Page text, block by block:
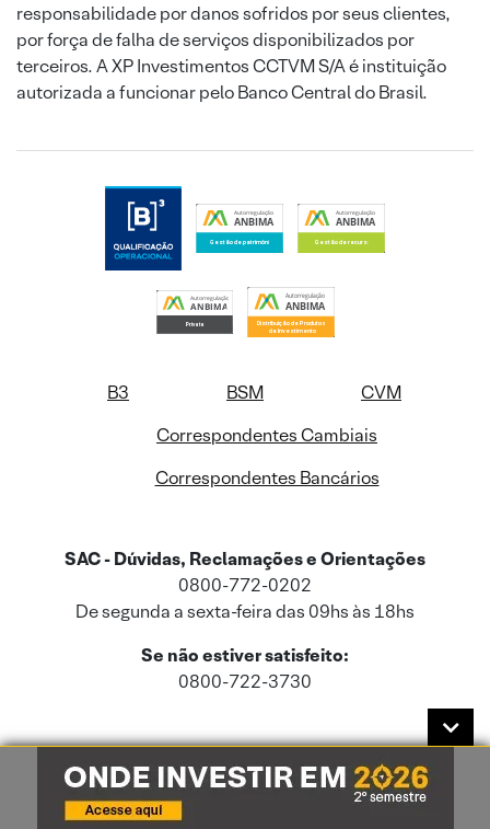
responsabilidade por danos sofridos por seus clientes,
por força de falha de serviços disponibilizados por
terceiros. A XP Investimentos CCTVM S/A é instituição
autorizada a funcionar pelo Banco Central do Brasil.
B3 BSM
CVM
Correspondentes Cambiais
Correspondentes Bancários
SAC - Dúvidas, Reclamações e Orientações
0800-772-0202
De segunda a sexta-feira das 09hs às 18hs
Se não estiver satisfeito:
0800-722-3730
Este site usa cookies e dados pessoais de acordo com a nossaPolítica de
Cookies
e a nossaPolítica de Privacidade.